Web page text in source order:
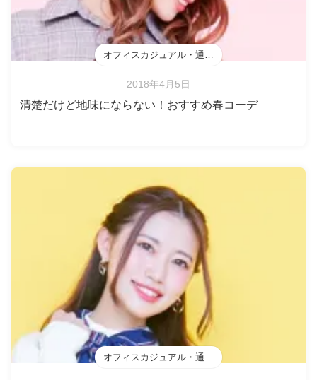
オフィスカジュアル・通勤・会食
2018年4月5日
清楚だけど地味にならない！おすすめ春コーデ
オフィスカジュアル・通勤・会食